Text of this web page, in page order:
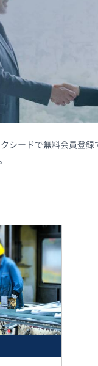
シードで無料会員登録